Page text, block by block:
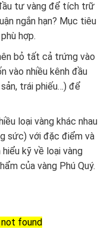
tư vàng để tích trữ
ngắn hạn? Mục tiêu
hợp.
bỏ tất cả trứng vào
vào nhiều kênh đầu
trái phiếu…) để
loại vàng khác nhau
sức) với đặc điểm và
kỹ về loại vàng
của vàng Phú Quý.
not found